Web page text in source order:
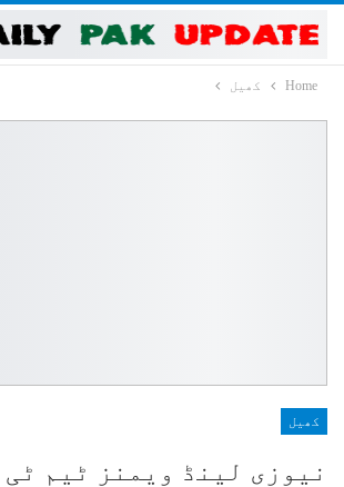
Home کھیل
کھیل